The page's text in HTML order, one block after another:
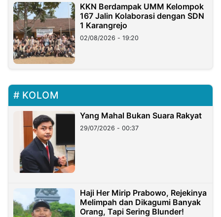
KKN Berdampak UMM Kelompok
167 Jalin Kolaborasi dengan SDN
1 Karangrejo
02/08/2026 - 19:20
KOLOM
Yang Mahal Bukan Suara Rakyat
29/07/2026 - 00:37
Haji Her Mirip Prabowo, Rejekinya
Melimpah dan Dikagumi Banyak
Orang, Tapi Sering Blunder!